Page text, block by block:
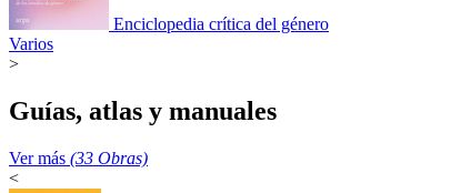
Enciclopedia crítica del género
Varios
>
Guías, atlas y manuales
Ver más (33 Obras)
<